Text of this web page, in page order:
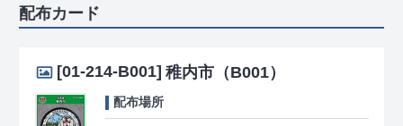
配布カード
[01-214-B001] 稚内市（B001）
配布場所